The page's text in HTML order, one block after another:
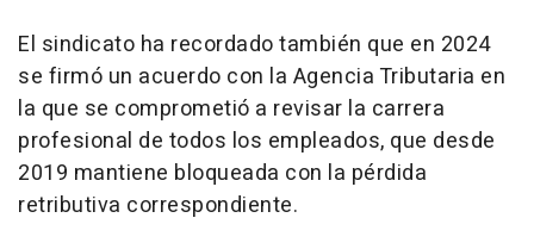
El sindicato ha recordado también que en 2024
se firmó un acuerdo con la Agencia Tributaria en
la que se comprometió a revisar la carrera
profesional de todos los empleados, que desde
2019 mantiene bloqueada con la pérdida
retributiva correspondiente.